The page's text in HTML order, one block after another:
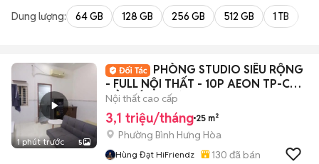
Dung lượng: 64 GB 128 GB 256 GB 512 GB 1 TB
1 phút trước 5
PHÒNG STUDIO SIÊU RỘNG
- FULL NỘI THẤT - 10P AEON TP-CỬA
SỔ GIẾNG TRỜI
Nội thất cao cấp
3,1 triệu/tháng 25 m²
Phường Bình Hưng Hòa
Hùng Đạt HiFriendz 130 đã bán